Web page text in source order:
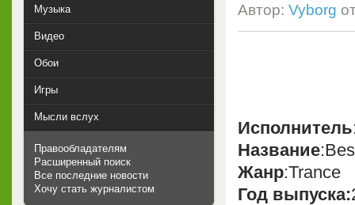
Автор: Vyborg
Исполнитель
Название
Жанр:Trance
Год выпуска:
Музыка
Видео
Обои
Игры
Мысли вслух
Правообладателям
Расширенный поиск
Все последние новости
Хочу стать журналистом